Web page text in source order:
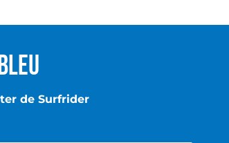
de Surfrider